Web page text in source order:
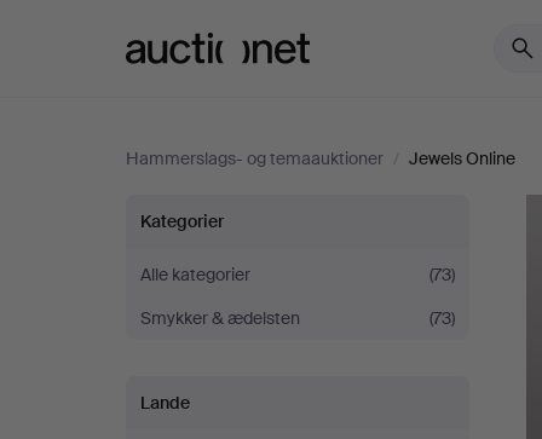
Hammerslags- og temaauktioner / Jewels Online
Jewels
Online
Kategorier
Alle kategorier
(73)
Smykker & ædelsten
(73)
Lande